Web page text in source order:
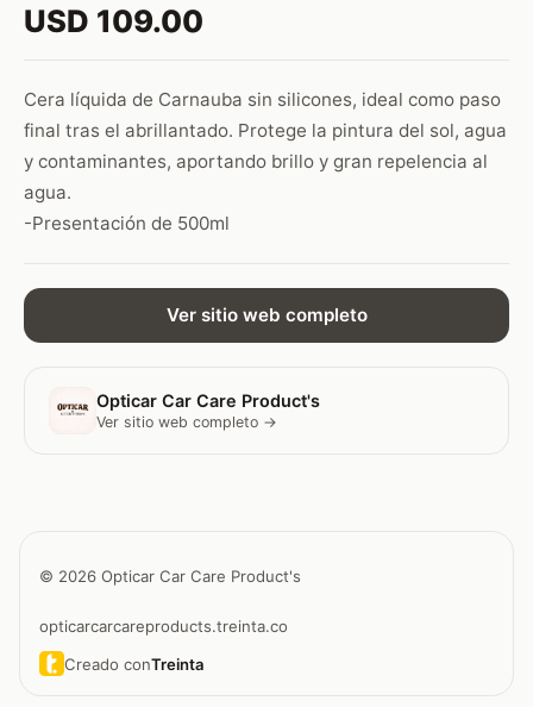
USD 109.00
Cera líquida de Carnauba sin silicones, ideal como paso
final tras el abrillantado. Protege la pintura del sol, agua
y contaminantes, aportando brillo y gran repelencia al
agua.
-Presentación de 500ml
Ver sitio web completo
Opticar Car Care Product's
Ver sitio web completo →
© 2026 Opticar Car Care Product's
opticarcarcareproducts.treinta.co
Creado conTreinta